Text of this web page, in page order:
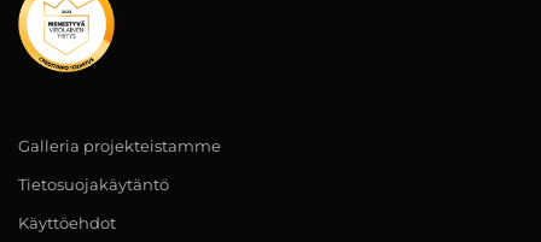
Galleria projekteistamme
Tietosuojakäytäntö
Käyttöehdot